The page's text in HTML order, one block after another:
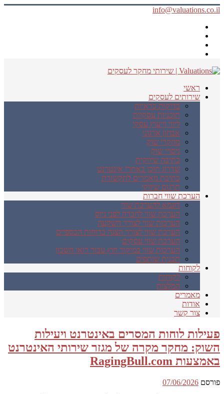
info@valuations.co.il
ראשי
שירותים לעסקים
בדיקות כדאיות
תוכניות עסקיות
ליווי וייעוץ עסקי
אבחון ארגוני
מחקרי שוק
ניסויי שוק
כתיבה שיווקית
שדרוג תוכן באתרי אינטרנט
כתיבת מאמרים לתקשורת
תרגום שיווקי
הערכת שווי חברות
דוגמא להערכת שווי
הערכת שווי לחברה לפני גיוס
הערכות שווי לצורך השקעה
הערכת שווי לצורך הצגה בדוחות הכספיים
הערכת שווי עסקים
הערכות שווי במיקור חוץ עבור רואי חשבון
תכנית שותפים
לקוחות
לקוחות
המלצות
מאמרים
אודות
צור קשר
פעילות לוחות המסרים באינטרנט ויעילות
השוק: מחקר מקרה של מגזר שירותי האינטרנט
באמצעות RagingBull.com
פורסם 07/06/2026